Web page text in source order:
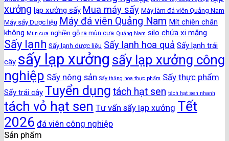
xưởng lạp xưởng sấy Mua máy sấy Máy làm đá viên Quảng Nam
Máy sấy Dược liệu Máy đá viên Quảng Nam Mít chiên chân
không Mùn cưa nghiền gỗ ra mùn cưa Quảng Nam silo chứa xi măng
Sấy lạnh Sấy lạnh dược liệu Sấy lạnh hoa quả Sấy lạnh trái
cây sấy lạp xưởng sấy lạp xưởng công
nghiệp Sấy nông sản Sấy thăng hoa thực phẩm Sấy thực phẩm
Sấy trái cây Tuyển dụng tách hạt sen tách hạt sen nhanh
tách vỏ hạt sen Tư vấn sấy lạp xưởng Tết
2026 đá viên công nghiệp
Sản phẩm